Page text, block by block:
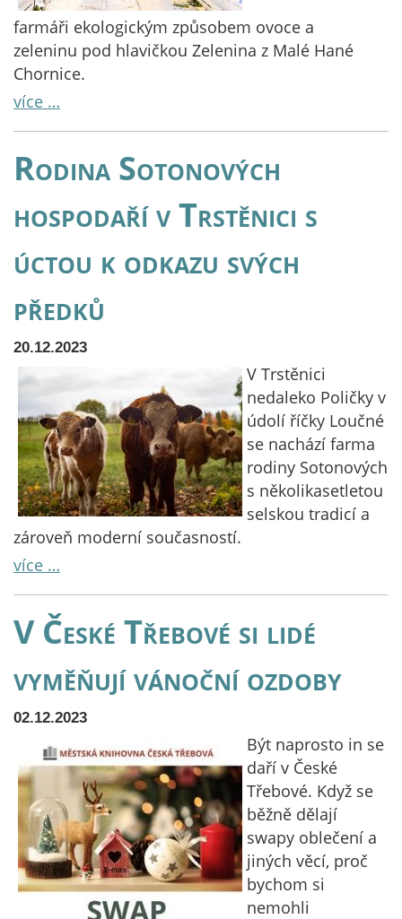
farmáři ekologickým způsobem ovoce a
zeleninu pod hlavičkou Zelenina z Malé Hané
Chornice.
více …
Rodina Sotonových
hospodaří v Trstěnici s
úctou k odkazu svých
předků
20.12.2023
V Trstěnici
nedaleko Poličky v
údolí říčky Loučné
se nachází farma
rodiny Sotonových
s několikasetletou
selskou tradicí a
zároveň moderní současností.
více …
V České Třebové si lidé
vyměňují vánoční ozdoby
02.12.2023
Být naprosto in se
daří v České
Třebové. Když se
běžně dělají
swapy oblečení a
jiných věcí, proč
bychom si
nemohli